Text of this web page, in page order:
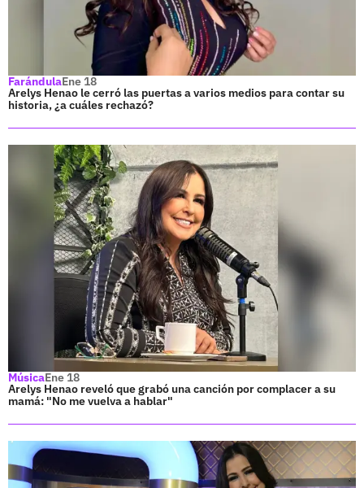
FarándulaEne 18
Arelys Henao le cerró las puertas a varios medios para contar su
historia, ¿a cuáles rechazó?
MúsicaEne 18
Arelys Henao reveló que grabó una canción por complacer a su
mamá: "No me vuelva a hablar"